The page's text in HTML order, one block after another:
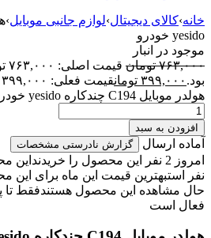
خانه›کالای دیجیتال›لوازم جانبی موبایل›
yesido خودرو
موجود در انبار
۷۶۳,۰۰۰ تومان
بود. ۳۹۹,۰۰۰ تومانقیمت فعلی: ۳۹۹,۰۰۰ تومان.
هولدر موبایل C194 چندکاره yesido خودرو عدد
افزودن به سبد
آماده ارسال گزارش نادرستی مشخصات
امروز 2 نفر این محصول را خریدند
نفر استبهترین قیمت این ماه برای
حال مشاهده این محصول هستندفقط تا
فعال است